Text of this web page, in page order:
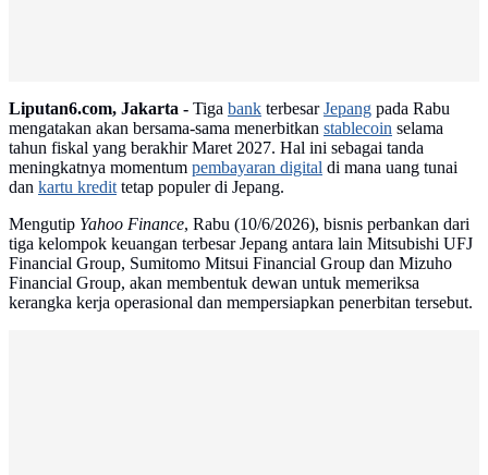
Liputan6.com, Jakarta - Tiga bank terbesarJepang pada Rabu
mengatakan akan bersama-sama menerbitkan stablecoin selama
tahun fiskal yang berakhir Maret 2027. Hal ini sebagai tanda
meningkatnya momentum pembayaran digital di mana uang tunai
dan kartu kredittetap populer di Jepang.
Mengutip Yahoo Finance, Rabu (10/6/2026), bisnis perbankan dari
tiga kelompok keuangan terbesar Jepang antara lain Mitsubishi UFJ
Financial Group, Sumitomo Mitsui Financial Group dan Mizuho
Financial Group, akan membentuk dewan untuk memeriksa
kerangka kerja operasional dan mempersiapkan penerbitan tersebut.